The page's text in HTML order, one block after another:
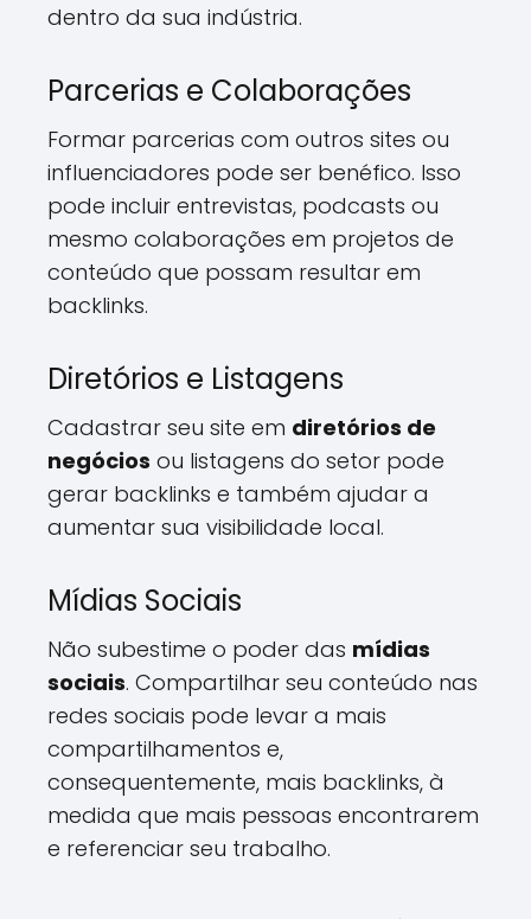
dentro da sua indústria.
Parcerias e Colaborações
Formar parcerias com outros sites ou
influenciadores pode ser benéfico. Isso
pode incluir entrevistas, podcasts ou
mesmo colaborações em projetos de
conteúdo que possam resultar em
backlinks.
Diretórios e Listagens
Cadastrar seu site em diretórios de
negócios ou listagens do setor pode
gerar backlinks e também ajudar a
aumentar sua visibilidade local.
Mídias Sociais
Não subestime o poder das mídias
sociais. Compartilhar seu conteúdo nas
redes sociais pode levar a mais
compartilhamentos e,
consequentemente, mais backlinks, à
medida que mais pessoas encontrarem
e referenciar seu trabalho.